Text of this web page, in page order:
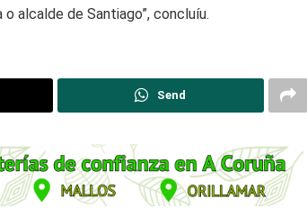
alcalde de Santiago”, concluíu.
Send